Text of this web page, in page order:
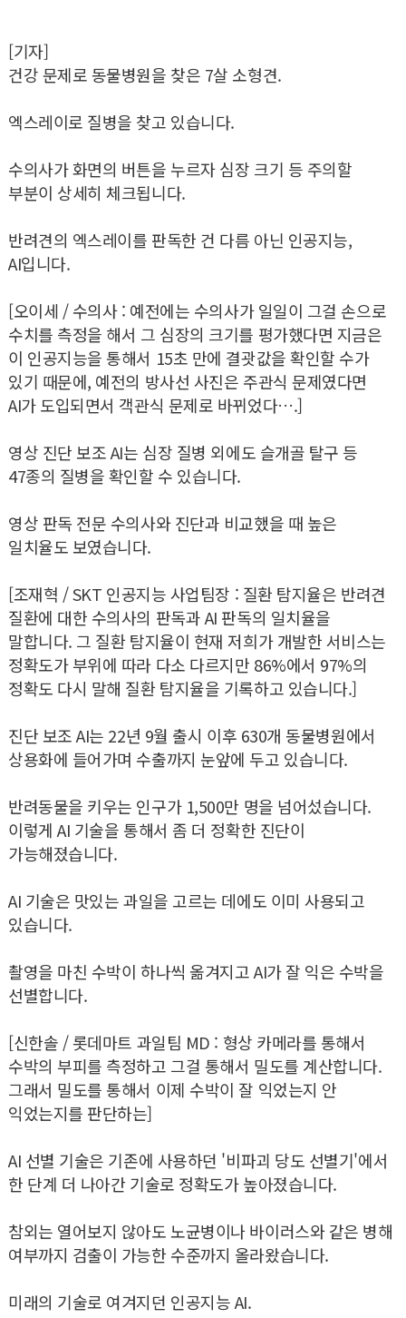
[기자]
건강 문제로 동물병원을 찾은 7살 소형견.
엑스레이로 질병을 찾고 있습니다.
수의사가 화면의 버튼을 누르자 심장 크기 등 주의할
부분이 상세히 체크됩니다.
반려견의 엑스레이를 판독한 건 다름 아닌 인공지능,
AI입니다.
[오이세 / 수의사 : 예전에는 수의사가 일일이 그걸 손으로
수치를 측정을 해서 그 심장의 크기를 평가했다면 지금은
이 인공지능을 통해서 15초 만에 결괏값을 확인할 수가
있기 때문에, 예전의 방사선 사진은 주관식 문제였다면
AI가 도입되면서 객관식 문제로 바뀌었다….]
영상 진단 보조 AI는 심장 질병 외에도 슬개골 탈구 등
47종의 질병을 확인할 수 있습니다.
영상 판독 전문 수의사와 진단과 비교했을 때 높은
일치율도 보였습니다.
[조재혁 / SKT 인공지능 사업팀장 : 질환 탐지율은 반려견
질환에 대한 수의사의 판독과 AI 판독의 일치율을
말합니다. 그 질환 탐지율이 현재 저희가 개발한 서비스는
정확도가 부위에 따라 다소 다르지만 86%에서 97%의
정확도 다시 말해 질환 탐지율을 기록하고 있습니다.]
진단 보조 AI는 22년 9월 출시 이후 630개 동물병원에서
상용화에 들어가며 수출까지 눈앞에 두고 있습니다.
반려동물을 키우는 인구가 1,500만 명을 넘어섰습니다.
이렇게 AI 기술을 통해서 좀 더 정확한 진단이
가능해졌습니다.
AI 기술은 맛있는 과일을 고르는 데에도 이미 사용되고
있습니다.
촬영을 마친 수박이 하나씩 옮겨지고 AI가 잘 익은 수박을
선별합니다.
[신한솔 / 롯데마트 과일팀 MD : 형상 카메라를 통해서
수박의 부피를 측정하고 그걸 통해서 밀도를 계산합니다.
그래서 밀도를 통해서 이제 수박이 잘 익었는지 안
익었는지를 판단하는]
AI 선별 기술은 기존에 사용하던 '비파괴 당도 선별기'에서
한 단계 더 나아간 기술로 정확도가 높아졌습니다.
참외는 열어보지 않아도 노균병이나 바이러스와 같은 병해
여부까지 검출이 가능한 수준까지 올라왔습니다.
미래의 기술로 여겨지던 인공지능 AI.